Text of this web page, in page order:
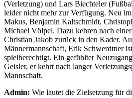
(Verletzung) und Lars Biechteler
leider nicht mehr zur Verfügung. Neu
Makus, Benjamin Kaltschmidt,
Michael Völpel. Dazu kehren nach
Christian Jakob zurück in den Kader.
Männermannschaft, Erik Schwerdtner
spielberechtigt. Ein gefühlter
Geisler, er kehrt nach langer
Mannschaft.
Admin: Wie lautet die Zielsetzung für